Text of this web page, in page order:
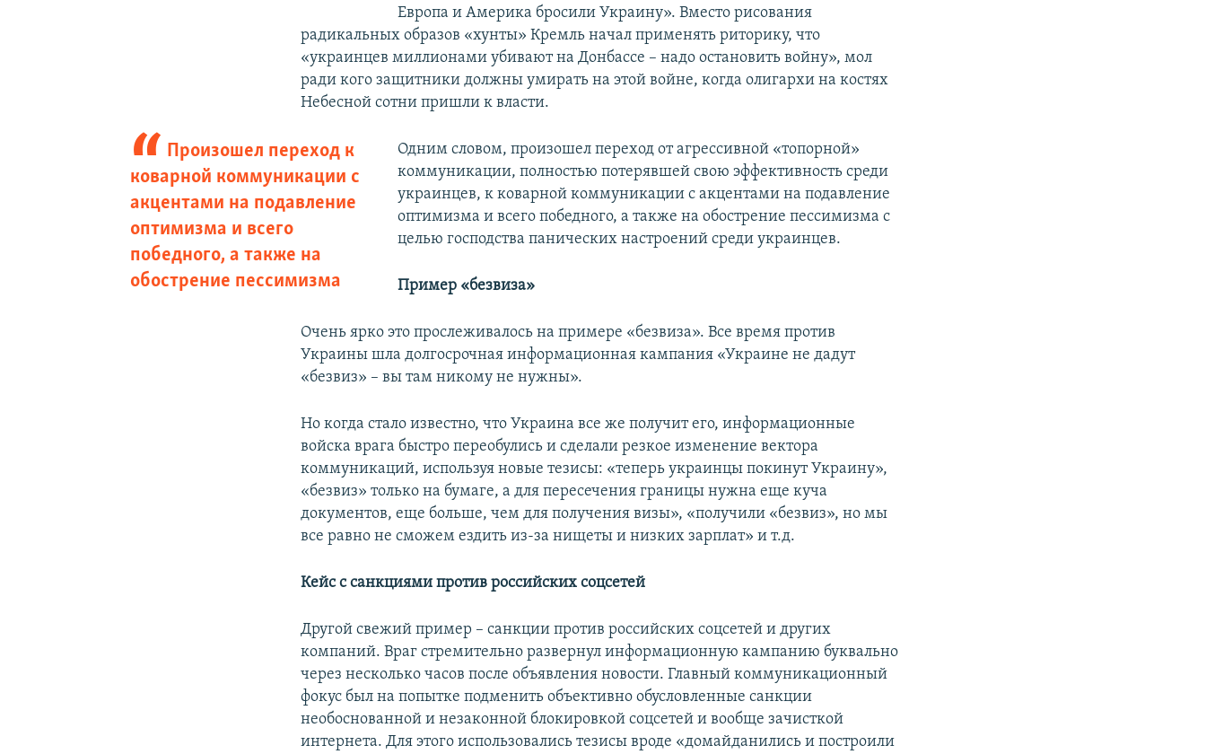
Европа и Америка бросили Украину». Вместо рисования
радикальных образов «хунты» Кремль начал применять риторику, что
«украинцев миллионами убивают на Донбассе – надо остановить войну», мол
ради кого защитники должны умирать на этой войне, когда олигархи на костях
Небесной сотни пришли к власти.
Произошел переход к
коварной коммуникации с
акцентами на подавление
оптимизма и всего
победного, а также на
обострение пессимизма
Одним словом, произошел переход от агрессивной «топорной»
коммуникации, полностью потерявшей свою эффективность среди
украинцев, к коварной коммуникации с акцентами на подавление
оптимизма и всего победного, а также на обострение пессимизма с
целью господства панических настроений среди украинцев.
Пример «безвиза»
Очень ярко это прослеживалось на примере «безвиза». Все время против
Украины шла долгосрочная информационная кампания «Украине не дадут
«безвиз» – вы там никому не нужны».
Но когда стало известно, что Украина все же получит его, информационные
войска врага быстро переобулись и сделали резкое изменение вектора
коммуникаций, используя новые тезисы: «теперь украинцы покинут Украину»,
«безвиз» только на бумаге, а для пересечения границы нужна еще куча
документов, еще больше, чем для получения визы», «получили «безвиз», но мы
все равно не сможем ездить из-за нищеты и низких зарплат» и т.д.
Кейс с санкциями против российских соцсетей
Другой свежий пример – санкции против российских соцсетей и других
компаний. Враг стремительно развернул информационную кампанию буквально
через несколько часов после объявления новости. Главный коммуникационный
фокус был на попытке подменить объективно обусловленные санкции
необоснованной и незаконной блокировкой соцсетей и вообще зачисткой
интернета. Для этого использовались тезисы вроде «домайданились и построили